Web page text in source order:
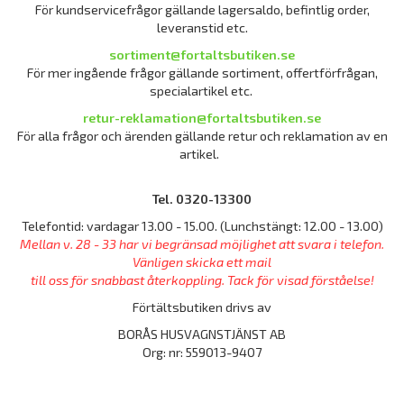
För kundservicefrågor gällande lagersaldo, befintlig order,
leveranstid etc.
sortiment@fortaltsbutiken.se
För mer ingående frågor gällande sortiment, offertförfrågan,
specialartikel etc.
retur-reklamation@fortaltsbutiken.se
För alla frågor och ärenden gällande retur och reklamation av en
artikel.
Tel. 0320-13300
Telefontid: vardagar 13.00 - 15.00. (Lunchstängt: 12.00 - 13.00)
Mellan v. 28 - 33 har vi begränsad möjlighet att svara i telefon.
Vänligen skicka ett mail
till oss för snabbast återkoppling. Tack för visad förståelse!
Förtältsbutiken drivs av
BORÅS HUSVAGNSTJÄNST AB
Org: nr: 559013-9407